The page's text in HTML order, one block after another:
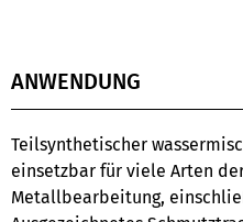
ANWENDUNG
Teilsynthetischer
einsetzbar für viele Arten
Metallbearbeitung,